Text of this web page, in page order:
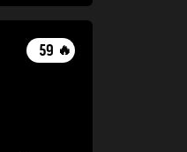
59 🔥